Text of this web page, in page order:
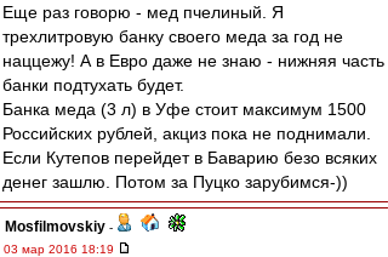
Еще раз говорю - мед пчелиный. Я
трехлитровую банку своего меда за год не
наццежу! А в Евро даже не знаю - нижняя часть
банки подтухать будет.
Банка меда (3 л) в Уфе стоит максимум 1500
Российских рублей, акциз пока не поднимали.
Если Кутепов перейдет в Баварию безо всяких
денег зашлю. Потом за Пуцко зарубимся-))
Mosfilmovskiy -
03 мар 2016 18:19